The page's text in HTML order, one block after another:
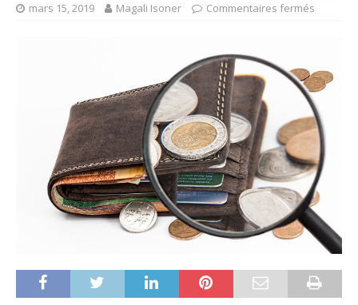
mars 15, 2019 Magali Isoner Commentaires fermés